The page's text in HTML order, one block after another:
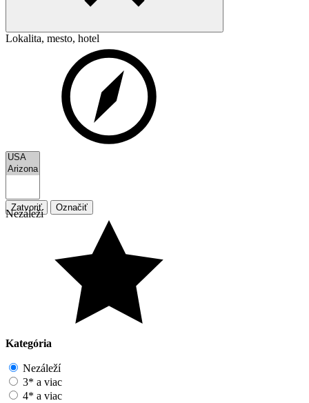
Lokalita, mesto, hotel
Zatvoriť Označiť
Nezáleží
Kategória
Nezáleží
3* a viac
4* a viac